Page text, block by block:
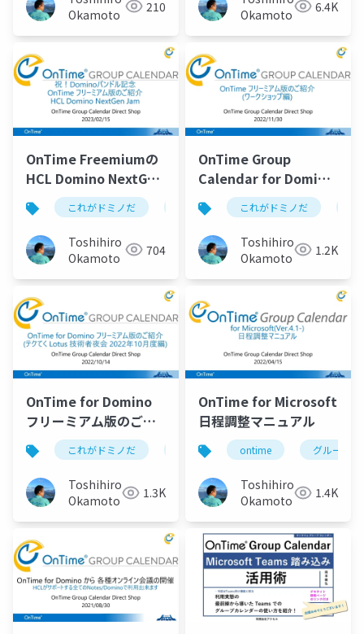
予約機能のご案内
Okamoto
210
Okamoto
6.4K
OnTime Freemiumの
HCL Domino NextGen
Jam 2023/02/15
2023年2⽉15⽇にHCL
ジャパン本社で開催さ
れていた「Domino
Next-Gen Jam
Tokyo」でOnTime for
Domino フリーミアム
版を紹介させていただ
きました。今回は主に
製品版との機能比較及
び HCL NotesやHCL
Verse標準のカレンダ
ーとの画面比較などの
内容もご紹介していま
これがドミノだ ontime hcl domino
Toshihiro
Okamoto
704
OnTime Group
Calendar for Domino
Freemium(フリーミア
ム版) は有効なDomino
CCBライセンスをお持
ちなら追加費用無しで
利用できるという説明
これがドミノだ
Toshihiro
Okamoto
1.2K
OnTime for Domino
フリーミアム版のご紹
介 (テクてく Lotus 技
術者夜会 2022年10月度
編)
これがドミノだ ontime hcl domino
Toshihiro
Okamoto
1.3K
OnTime for Microsoft
日程調整マニュアル
ontime グループ
Toshihiro
Okamoto
1.4K